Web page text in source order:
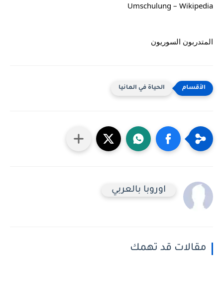
Umschulung – Wikipedia
المتدربون السوريون
الحياة في المانيا
اوروبا بالعربي
مقالات قد تهمك